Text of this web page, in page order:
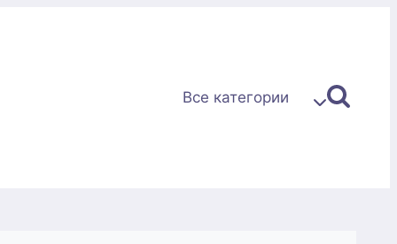
Все категории